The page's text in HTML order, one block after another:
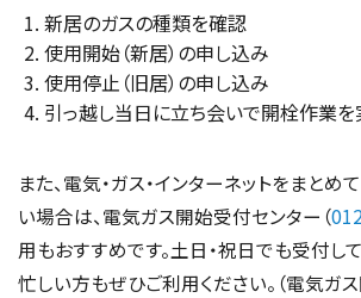
新居のガスの種類を確認
使用開始（新居）の申し込み
使用停止（旧居）の申し込み
引っ越し当日に立ち会いで開栓作業
また、電気・ガス・インターネットをまと
い場合は、電気ガス開始受付センター（
用もおすすめです。土日・祝日でも受付し
忙しい方もぜひご利用ください。（電気ガ